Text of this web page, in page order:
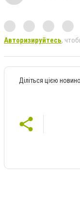
Авторизируйтесь,
Діліться цією